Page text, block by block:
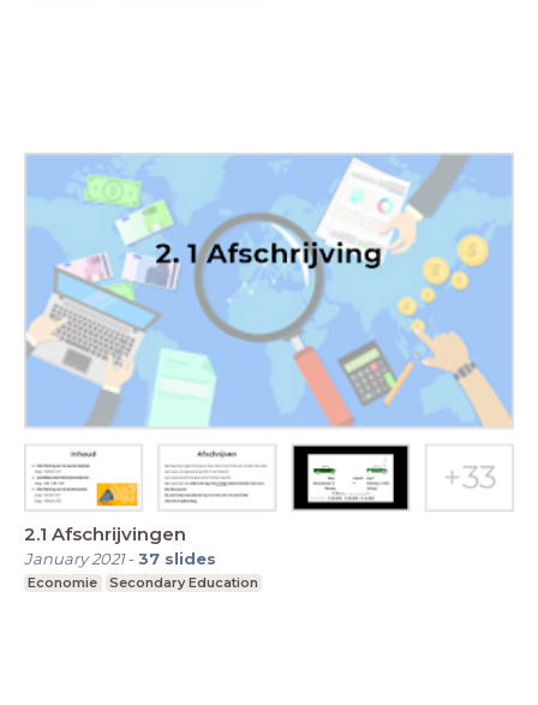
2.1 Afschrijvingen
January 2021-37 slides
Economie Secondary Education